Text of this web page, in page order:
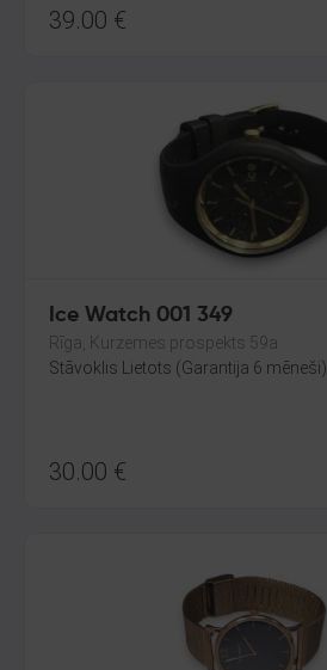
39.00 €
Ice Watch 001 349
Rīga, Kurzemes prospekts 59a
Stāvoklis Lietots (Garantija 6 mēneši)
30.00 €